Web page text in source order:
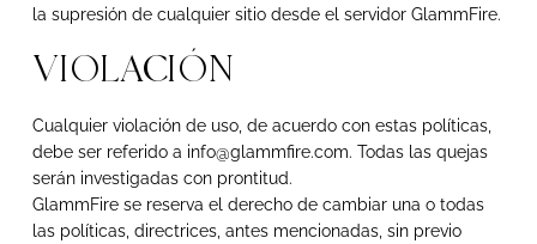
la supresión de cualquier sitio desde el servidor GlammFire.
VIOLACIÓN
Cualquier violación de uso, de acuerdo con estas políticas,
debe ser referido a info@glammfire.com. Todas las quejas
serán investigadas con prontitud.
GlammFire se reserva el derecho de cambiar una o todas
las políticas, directrices, antes mencionadas, sin previo